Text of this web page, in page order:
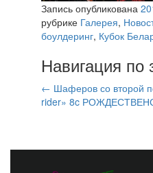
Запись опубликована
рубрике Галерея,
боулдеринг, Кубок
Навигация по
← Шаферов со второй
rider» 8c